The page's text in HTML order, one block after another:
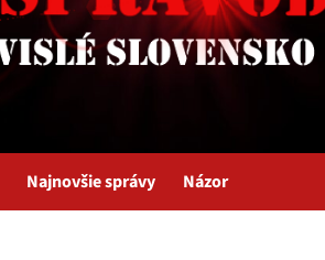
Najnovšie správy Názor